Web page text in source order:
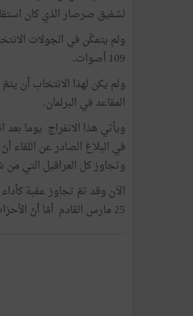
لشفيق صرصار الذي كان استقال من
ولم يتمكّن في الجولات
109 أصوات.
ولم يكن لهذا الانتخاب أن
المقاعد في البرلمان.
ويأتي هذا الانفراج يوما
في البلاغ الصادر عن اللقاء
وتجاوز كل العراقيل التي من
الآن وقد تمّ تجاوز عقبة
25 مارس القادم أمّا أنّ الأحزاب التي كانت تتذرّع بهذا التعطيل للمطالبة بإرجائها إلى موعد لاحق ستبحث عن ذرائع أخرى؟